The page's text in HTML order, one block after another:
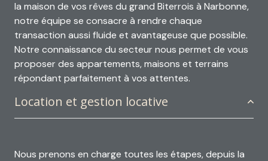
la maison de vos rêves du grand Biterrois à Narbonne,
notre équipe se consacre à rendre chaque
transaction aussi fluide et avantageuse que possible.
Notre connaissance du secteur nous permet de vous
proposer des appartements, maisons et terrains
répondant parfaitement à vos attentes.
Location et gestion locative
Nous prenons en charge toutes les étapes, depuis la